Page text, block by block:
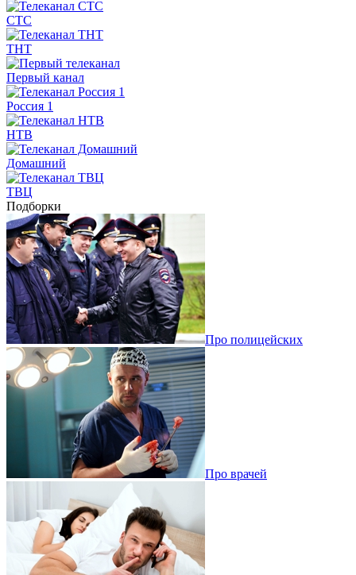
СТС
ТНТ
Первый канал
Россия 1
НТВ
Домашний
ТВЦ
Подборки
Про полицейских
Про врачей